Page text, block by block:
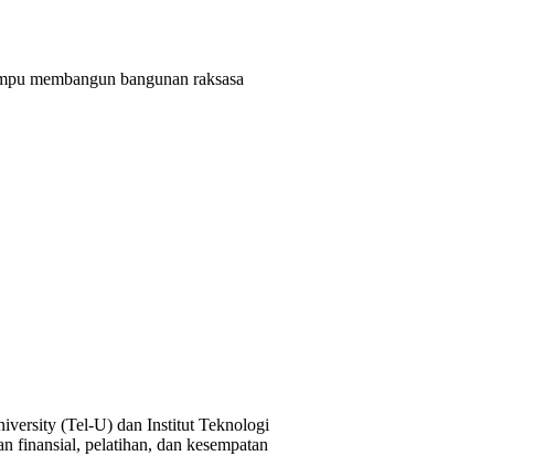
membangun bangunan raksasa
(Tel-U) dan Institut Teknologi
finansial, pelatihan, dan kesempatan